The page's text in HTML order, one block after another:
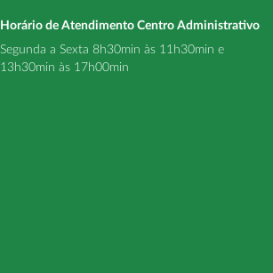
Horário de Atendimento Centro Administrativo
Segunda a Sexta 8h30min às 11h30min e
13h30min às 17h00min